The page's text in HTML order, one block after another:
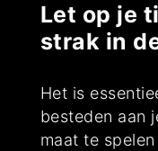
Let op je
strak in
Het is
besteden aan
maat te